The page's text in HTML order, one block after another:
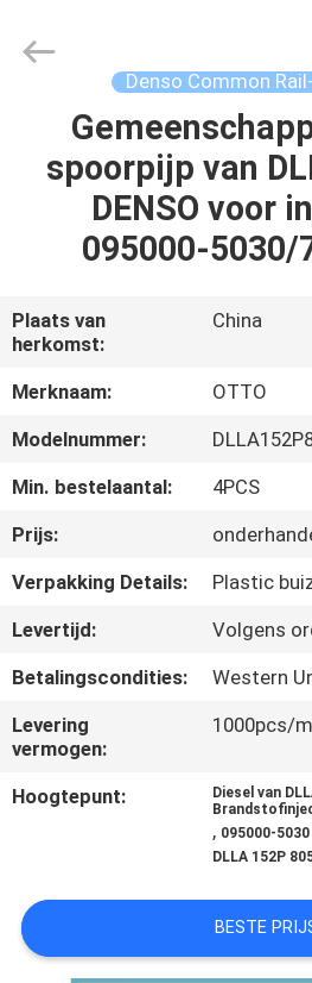
THUIS
PRODUCTEN
ONS
FABRIEKSTOUR
NEEM
CONTACT
MET
ONS
OP
NIEUWS
SITEMAP
AUTO
PARTS
Denso Common
spoorpijp van
DENSO voor
095000-5030/
Plaats van
herkomst:
China
Merknaam:
OTTO
Modelnummer:
Min. bestelaantal:
4PCS
Prijs:
Verpakking Details:
Plastic
Levertijd:
Volgens
Betalingscondities:
Western
Levering
vermogen:
1000pcs/
Hoogtepunt:
Diesel van
, 095000-
DLLA 152P
BESTE